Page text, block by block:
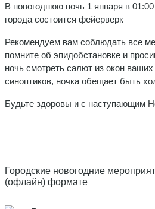
В новогоднюю ночь 1 января в 01:00
города состоится фейерверк
Рекомендуем вам соблюдать все
помните об эпидобстановке и
ночь смотреть салют из окон
синоптиков, ночка обещает быть
Будьте здоровы и с наступающим
Городские новогодние
(офлайн) формате